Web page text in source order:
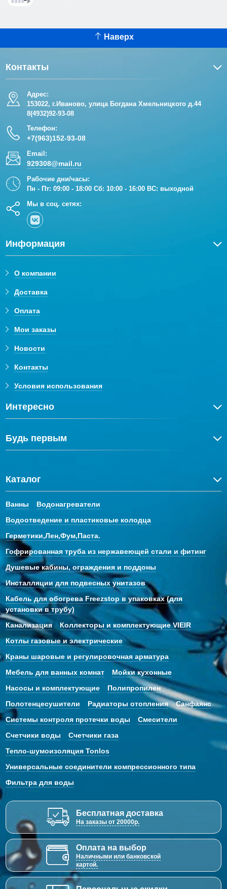
Наверх
Контакты
Адрес:
153022, г.Иваново, улица Богдана Хмельницкого д.44
8(4932)92-93-08
Телефон:
+7(963)152-93-08
Email:
929308@mail.ru
Рабочие дни/часы:
Пн - Пт: 09:00 - 18:00 Сб: 10:00 - 16:00 ВС: выходной
Мы в соц. сетях:
Информация
О компании
Доставка
Оплата
Мои заказы
Новости
Контакты
Условия использования
Интересно
Будь первым
Каталог
Ванны
Водонагреватели
Водоотведение и пластиковые колодца
Герметики,Лен,Фум,Паста.
Гофрированная труба из нержавеющей стали и фитинг
Душевые кабины, ограждения и поддоны
Инсталляции для подвесных унитазов
Кабель для обогрева Freezstop в упаковках (для
установки в трубу)
Канализация
Коллекторы и комплектующие VIEIR
Котлы газовые и электрические
Краны шаровые и регулировочная арматура
Мебель для ванных комнат
Мойки кухонные
Насосы и комплектующие
Полипропилен
Полотенцесушители
Радиаторы отопления
Санфаянс
Системы контроля протечки воды
Смесители
Счетчики воды
Счетчики газа
Тепло-шумоизоляция Tonlos
Универсальные соединители компрессионного типа
Фильтра для воды
Бесплатная доставка
На заказы от 20000р.
Оплата на выбор
Наличными или банковской
картой.